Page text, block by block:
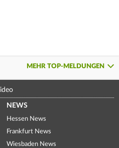
MEHR TOP-MELDUNGEN
NEWS
Hessen News
Frankfurt News
Wiesbaden News